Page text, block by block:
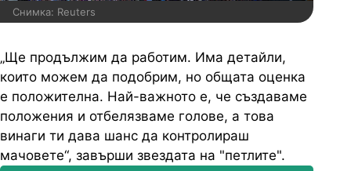
Снимка: Reuters
„Ще продължим да работим. Има детайли,
които можем да подобрим, но общата оценка
е положителна. Най-важното е, че създаваме
положения и отбелязваме голове, а това
винаги ти дава шанс да контролираш
мачовете“, завърши звездата на "петлите".